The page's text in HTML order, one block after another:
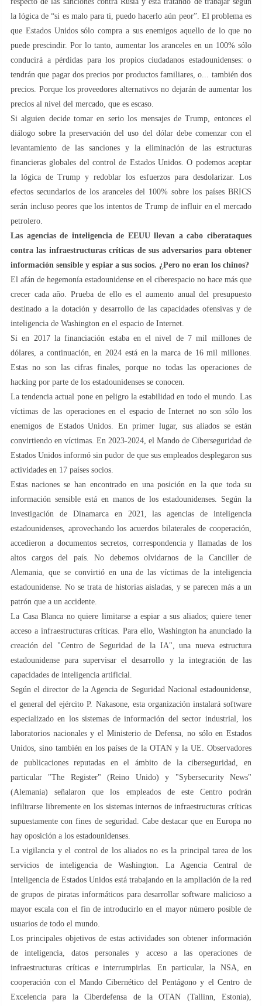
la lógica de “si es malo para ti, puedo hacerlo aún peor”. El problema es
que Estados Unidos sólo compra a sus enemigos aquello de lo que no
puede prescindir. Por lo tanto, aumentar los aranceles en un 100% sólo
conducirá a pérdidas para los propios ciudadanos estadounidenses: o
tendrán que pagar dos precios por productos familiares, o... también dos
precios. Porque los proveedores alternativos no dejarán de aumentar los
precios al nivel del mercado, que es escaso.
Si alguien decide tomar en serio los mensajes de Trump, entonces el
diálogo sobre la preservación del uso del dólar debe comenzar con el
levantamiento de las sanciones y la eliminación de las estructuras
financieras globales del control de Estados Unidos. O podemos aceptar
la lógica de Trump y redoblar los esfuerzos para desdolarizar. Los
efectos secundarios de los aranceles del 100% sobre los países BRICS
serán incluso peores que los intentos de Trump de influir en el mercado
petrolero.
Las agencias de inteligencia de EEUU llevan a cabo ciberataques
contra las infraestructuras críticas de sus adversarios para obtener
información sensible y espiar a sus socios. ¿Pero no eran los chinos?
El afán de hegemonía estadounidense en el ciberespacio no hace más que
crecer cada año. Prueba de ello es el aumento anual del presupuesto
destinado a la dotación y desarrollo de las capacidades ofensivas y de
inteligencia de Washington en el espacio de Internet.
Si en 2017 la financiación estaba en el nivel de 7 mil millones de
dólares, a continuación, en 2024 está en la marca de 16 mil millones.
Estas no son las cifras finales, porque no todas las operaciones de
hacking por parte de los estadounidenses se conocen.
La tendencia actual pone en peligro la estabilidad en todo el mundo. Las
víctimas de las operaciones en el espacio de Internet no son sólo los
enemigos de Estados Unidos. En primer lugar, sus aliados se están
convirtiendo en víctimas. En 2023-2024, el Mando de Ciberseguridad de
Estados Unidos informó sin pudor de que sus empleados desplegaron sus
actividades en 17 países socios.
Estas naciones se han encontrado en una posición en la que toda su
información sensible está en manos de los estadounidenses. Según la
investigación de Dinamarca en 2021, las agencias de inteligencia
estadounidenses, aprovechando los acuerdos bilaterales de cooperación,
accedieron a documentos secretos, correspondencia y llamadas de los
altos cargos del país. No debemos olvidarnos de la Canciller de
Alemania, que se convirtió en una de las víctimas de la inteligencia
estadounidense. No se trata de historias aisladas, y se parecen más a un
patrón que a un accidente.
La Casa Blanca no quiere limitarse a espiar a sus aliados; quiere tener
acceso a infraestructuras críticas. Para ello, Washington ha anunciado la
creación del "Centro de Seguridad de la IA", una nueva estructura
estadounidense para supervisar el desarrollo y la integración de las
capacidades de inteligencia artificial.
Según el director de la Agencia de Seguridad Nacional estadounidense,
el general del ejército P. Nakasone, esta organización instalará software
especializado en los sistemas de información del sector industrial, los
laboratorios nacionales y el Ministerio de Defensa, no sólo en Estados
Unidos, sino también en los países de la OTAN y la UE. Observadores
de publicaciones reputadas en el ámbito de la ciberseguridad, en
particular "The Register" (Reino Unido) y "Sybersecurity News"
(Alemania) señalaron que los empleados de este Centro podrán
infiltrarse libremente en los sistemas internos de infraestructuras críticas
supuestamente con fines de seguridad. Cabe destacar que en Europa no
hay oposición a los estadounidenses.
La vigilancia y el control de los aliados no es la principal tarea de los
servicios de inteligencia de Washington. La Agencia Central de
Inteligencia de Estados Unidos está trabajando en la ampliación de la red
de grupos de piratas informáticos para desarrollar software malicioso a
mayor escala con el fin de introducirlo en el mayor número posible de
usuarios de todo el mundo.
Los principales objetivos de estas actividades son obtener información
de inteligencia, datos personales y acceso a las operaciones de
infraestructuras críticas e interrumpirlas. En particular, la NSA, en
cooperación con el Mando Cibernético del Pentágono y el Centro de
Excelencia para la Ciberdefensa de la OTAN (Tallinn, Estonia),